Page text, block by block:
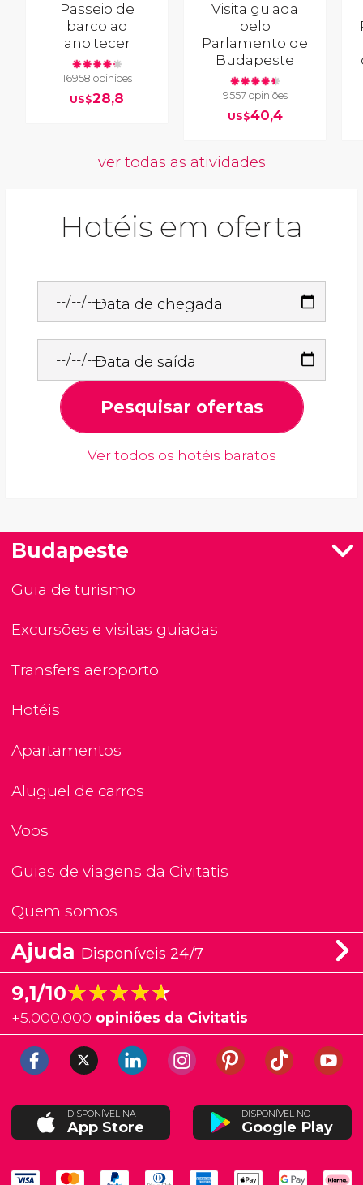
Passeio de
barco ao
anoitecer
16958 opiniões
US$28,8
Visita guiada
pelo
Parlamento de
Budapeste
9557 opiniões
US$40,4
ver todas as atividades
Hotéis em oferta
Data de chegada
Data de saída
Pesquisar ofertas
Ver todos os hotéis baratos
Budapeste
Guia de turismo
Excursões e visitas guiadas
Transfers aeroporto
Hotéis
Apartamentos
Aluguel de carros
Voos
Guias de viagens da Civitatis
Quem somos
Ajuda Disponíveis 24/7
9,1/10★★★★★
★★★★★
+5.000.000 opiniões da Civitatis
DISPONÍVEL NA
App Store
DISPONÍVEL NO
Google Play